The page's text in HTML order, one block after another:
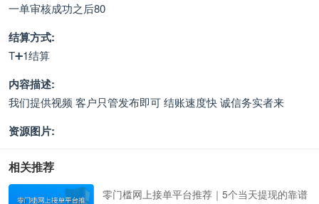
一单审核成功之后80
结算方式:
T➕1结算
内容描述:
我们提供视频 客户只管发布即可 结账速度快 诚信务实者来
资源图片:
相关推荐
零门槛网上接单平台推荐｜5个当天提现的靠谱